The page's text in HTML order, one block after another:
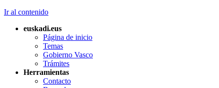
Ir al contenido
euskadi.eus
Página de inicio
Temas
Gobierno Vasco
Trámites
Herramientas
Contacto